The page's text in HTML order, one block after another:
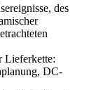
des
Lieferkette:
DC-